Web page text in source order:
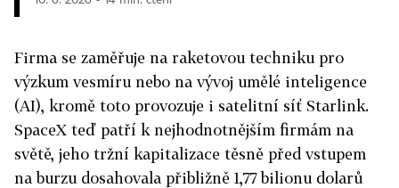
Firma se zaměřuje na raketovou techniku pro
výzkum vesmíru nebo na vývoj umělé inteligence
(AI), kromě toto provozuje i satelitní síť Starlink.
SpaceX teď patří k nejhodnotnějším firmám na
světě, jeho tržní kapitalizace těsně před vstupem
na burzu dosahovala přibližně 1,77 bilionu dolarů